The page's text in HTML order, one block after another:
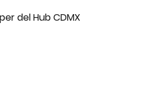
del Hub CDMX